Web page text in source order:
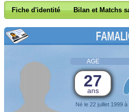
Fiche d'identité Bilan et Matchs
AGE
27
ans
Né le 22 juillet 1999